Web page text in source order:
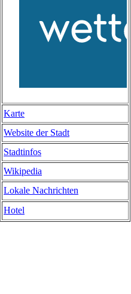
Karte
Website der Stadt
Stadtinfos
Wikipedia
Lokale Nachrichten
Hotel